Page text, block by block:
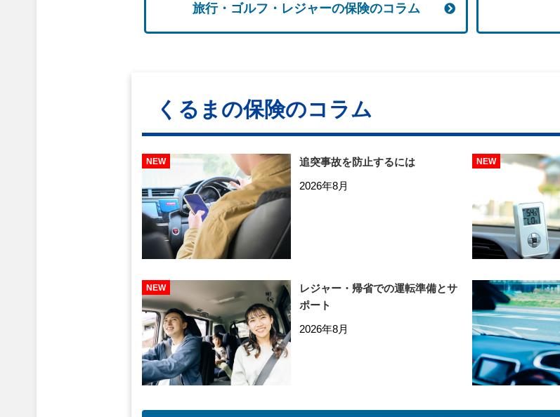
旅行・ゴルフ・レジャーの保険のコラム
くるまの保険のコラム
追突事故を防止するには
2026年8月
レジャー・帰省での運転準備とサ
ポート
2026年8月